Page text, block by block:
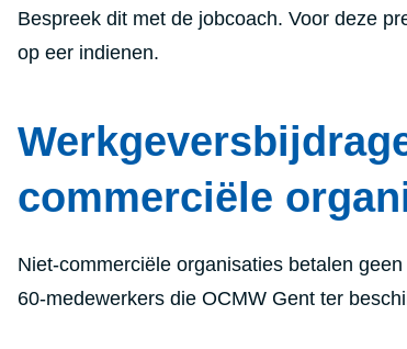
Bespreek dit met de jobcoach. Voor deze
op eer indienen.
commerciële
Niet-commerciële organisaties betalen
60-medewerkers die OCMW Gent ter